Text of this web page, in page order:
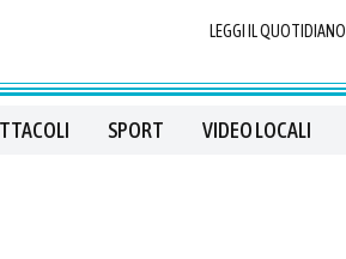
LEGGI IL QUOTIDIANO
SPORT VIDEO LOCALI